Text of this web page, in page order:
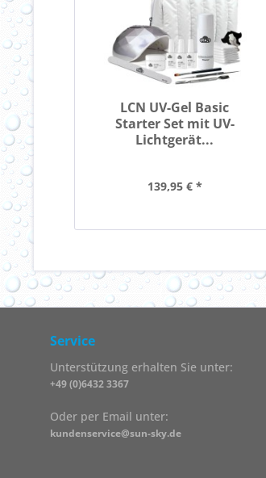
LCN UV-Gel Basic
Starter Set mit UV-
Lichtgerät...
139,95 € *
Service
Unterstützung erhalten Sie unter:
+49 (0)6432 3367
Oder per Email unter:
kundenservice@sun-sky.de